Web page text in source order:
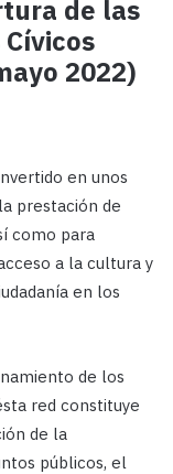
de las
2022)
en unos
prestación de
como para
a la cultura y
en los
de los
red constituye
de la
públicos, el